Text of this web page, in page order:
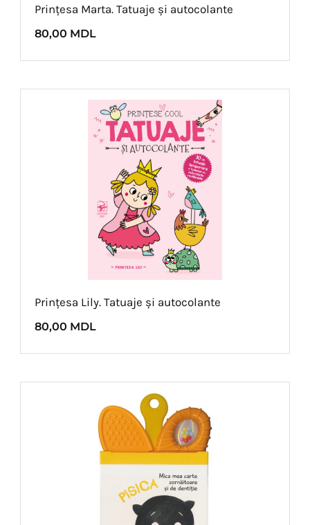
Prințesa Marta. Tatuaje și autocolante
80,00 MDL
Prințesa Lily. Tatuaje și autocolante
80,00 MDL